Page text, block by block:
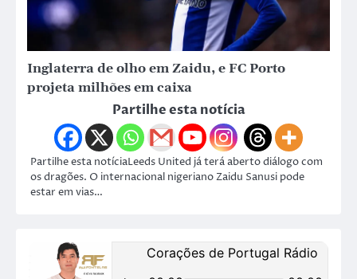
Inglaterra de olho em Zaidu, e FC Porto
projeta milhões em caixa
Partilhe esta notícia
Partilhe esta notíciaLeeds United já terá aberto diálogo com
os dragões. O internacional nigeriano Zaidu Sanusi pode
estar em vias…